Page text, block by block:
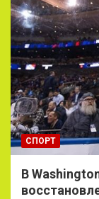
СПОРТ
В